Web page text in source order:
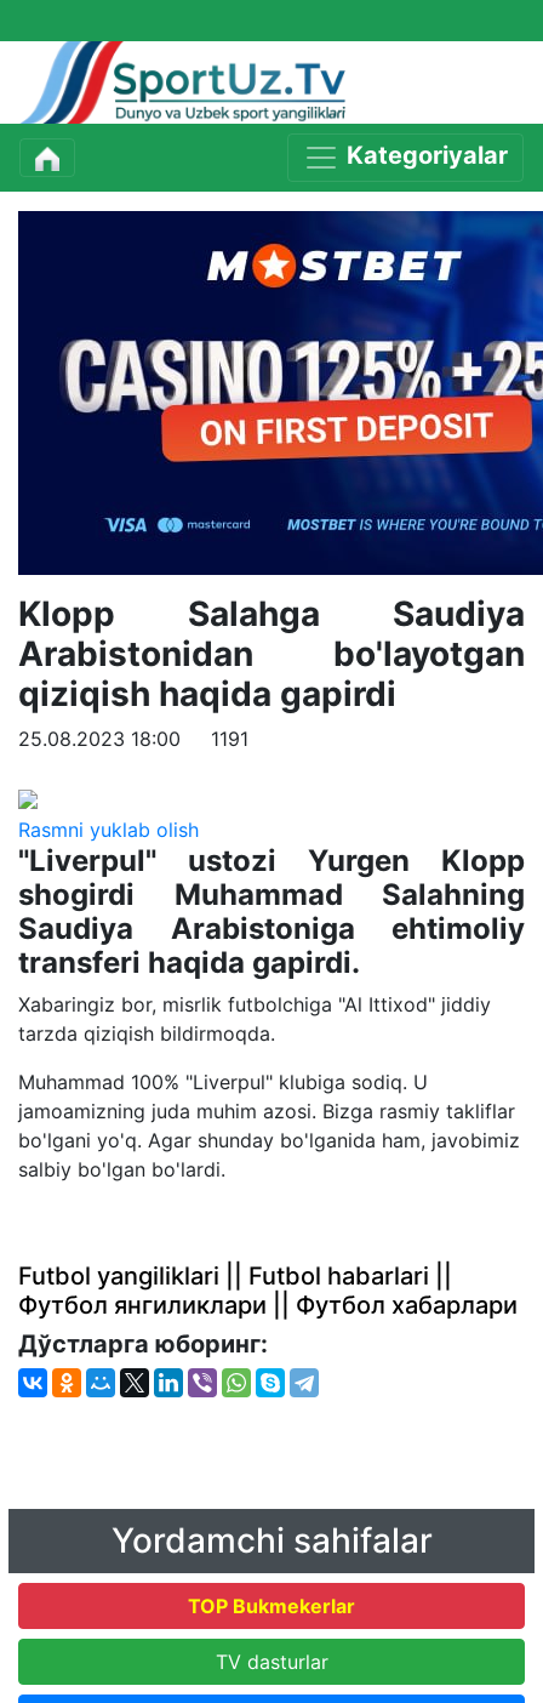
Kategoriyalar
Klopp Salahga Saudiya
Arabistonidan bo'layotgan
qiziqish haqida gapirdi
25.08.2023 18:00 1191
Rasmni yuklab olish
"Liverpul" ustozi Yurgen Klopp
shogirdi Muhammad Salahning
Saudiya Arabistoniga ehtimoliy
transferi haqida gapirdi.
Xabaringiz bor, misrlik futbolchiga "Al Ittixod" jiddiy
tarzda qiziqish bildirmoqda.
Muhammad 100% "Liverpul" klubiga sodiq. U
jamoamizning juda muhim azosi. Bizga rasmiy takliflar
bo'lgani yo'q. Agar shunday bo'lganida ham, javobimiz
salbiy bo'lgan bo'lardi.
Futbol yangiliklari || Futbol habarlari ||
Футбол янгиликлари || Футбол хабарлари
Дўстларга юборинг:
Yordamchi sahifalar
TOP Bukmekerlar
TV dasturlar